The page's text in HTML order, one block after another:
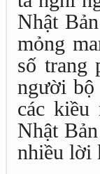
Nhật
mỏng
số trang
người bộ
các kiều
Nhật
nhiều lời